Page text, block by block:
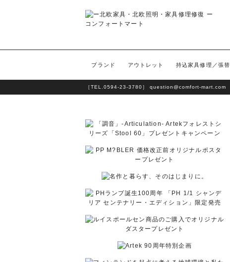
ブランド アウトレット 持込家具修理／張替
［TEL. 0594-23-3780］ question@comfort-mart.com